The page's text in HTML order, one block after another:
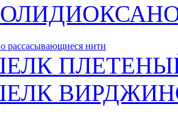
рассасывающиеся нити